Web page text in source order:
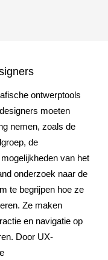
ontwerptools
moeten
nemen, zoals de
de
van het
onderzoek naar de
te begrijpen hoe ze
Ze maken
en navigatie op
Door UX-